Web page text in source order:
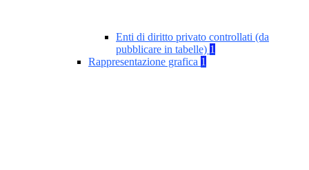
Enti di diritto privato controllati (da
pubblicare in tabelle) 1
Rappresentazione grafica 1